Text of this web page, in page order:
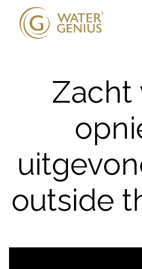
Zacht
outside